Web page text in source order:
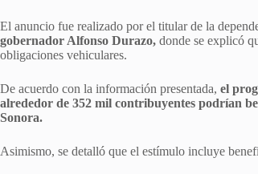
El anuncio fue realizado por el titular de la
gobernador Alfonso Durazo, donde se explicó
obligaciones vehiculares.
De acuerdo con la información presentada, el
alrededor de 352 mil contribuyentes podrían
Sonora.
Asimismo, se detalló que el estímulo incluye